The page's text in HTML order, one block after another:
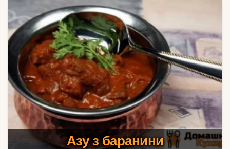
Азу з баранини